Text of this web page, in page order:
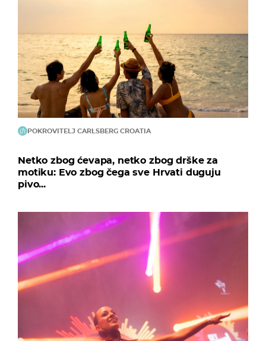
POKROVITELJ CARLSBERG CROATIA
Netko zbog ćevapa, netko zbog drške za
motiku: Evo zbog čega sve Hrvati duguju
pivo...